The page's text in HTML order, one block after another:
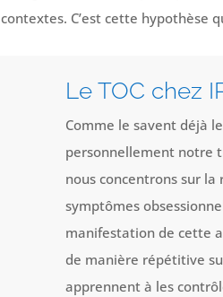
contextes. C’est cette hypothèse
Le TOC chez
Comme le savent déjà
personnellement notre
nous concentrons sur
symptômes
manifestation de cette
de manière répétitive
apprennent à les